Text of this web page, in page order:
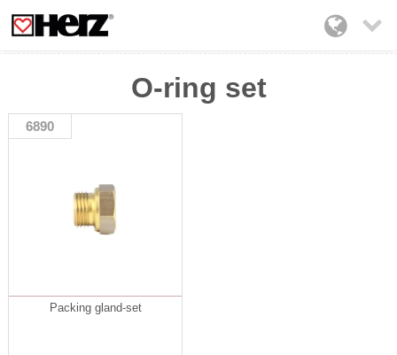

O-ring set
6890
Packing gland-set